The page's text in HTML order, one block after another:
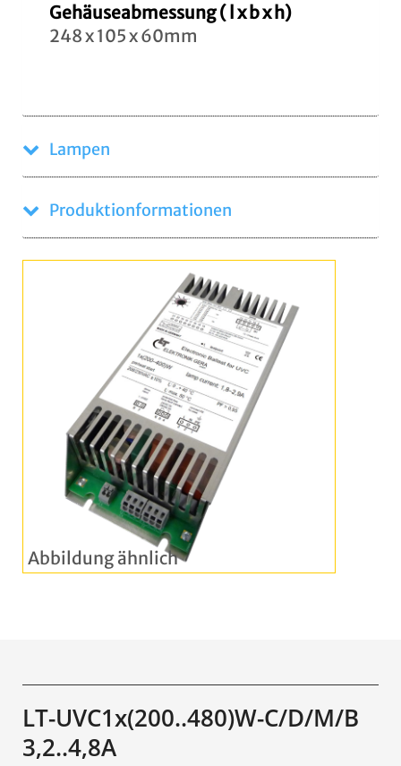
Gehäuseabmessung ( l x b x h)
248 x 105 x 60mm
Lampen
Produktionformationen
LT-UVC1x(200..480)W-C/D/M/B
3,2..4,8A